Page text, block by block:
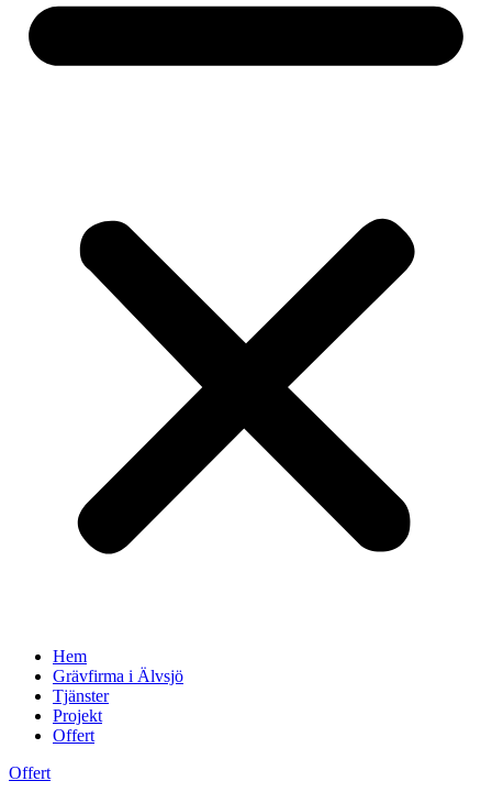
Hem
Grävfirma i Älvsjö
Tjänster
Projekt
Offert
Offert